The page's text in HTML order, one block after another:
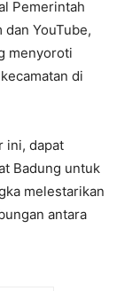
Pemerintah
YouTube,
menyoroti
di
ini, dapat
Badung untuk
melestarikan
antara